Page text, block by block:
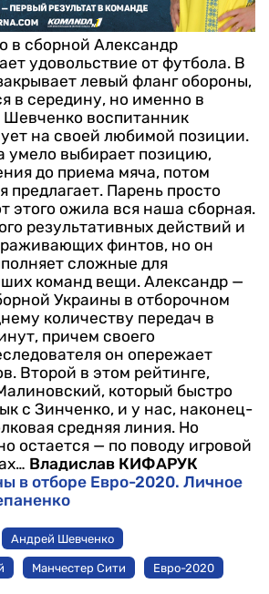
в сборной Александр
удовольствие от футбола. В
левый фланг обороны,
в середину, но именно в
Шевченко воспитанник
на своей любимой позиции.
умело выбирает позицию,
до приема мяча, потом
предлагает. Парень просто
этого ожила вся наша сборная.
результативных действий и
финтов, но он
сложные для
команд вещи. Александр —
Украины в отборочном
количеству передач в
причем своего
он опережает
Второй в этом рейтинге,
который быстро
с Зинченко, и у нас, наконец-
средняя линия. Но
остается — по поводу игровой
Владислав КИФАРУК
в отборе Евро-2020. Личное
Андрей Шевченко
Манчестер Сити Евро-2020